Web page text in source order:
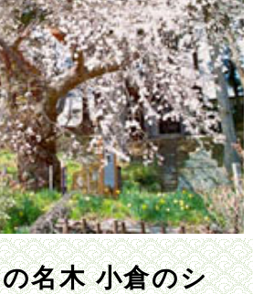
ト ツアー
条町その他のエリア
名木 小倉のシ